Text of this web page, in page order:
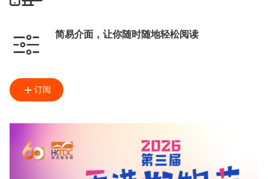
简易介面，让你随时随地轻松阅读
订阅